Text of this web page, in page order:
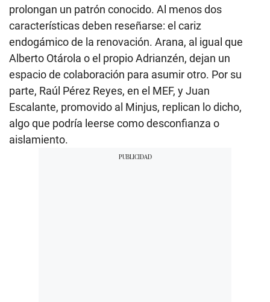
prolongan un patrón conocido. Al menos dos
características deben reseñarse: el cariz
endogámico de la renovación. Arana, al igual que
Alberto Otárola o el propio Adrianzén, dejan un
espacio de colaboración para asumir otro. Por su
parte, Raúl Pérez Reyes, en el MEF, y Juan
Escalante, promovido al Minjus, replican lo dicho,
algo que podría leerse como desconfianza o
aislamiento.